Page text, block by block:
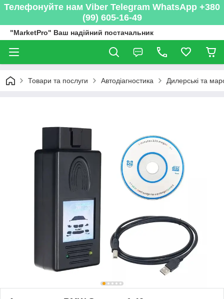
Телефонуйте нам Viber Telegram WhatsApp +380
(99) 605-16-49
"MarketPro" Ваш надійний постачальник
Товари та послуги Автодіагностика Дилерські та